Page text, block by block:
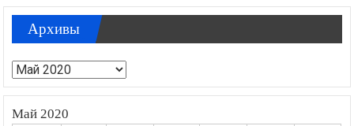
Архивы
Архивы
Май 2020